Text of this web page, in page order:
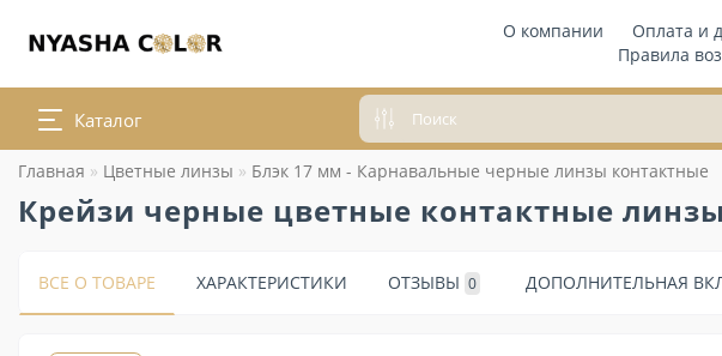
О компании Оплата и
Правила
Каталог
Главная Цветные линзы Блэк 17 мм - Карнавальные черные линзы контактные
Крейзи черные цветные контактные
ВСЕ О ТОВАРЕ ХАРАКТЕРИСТИКИ ОТЗЫВЫ 0 ДОПОЛНИТЕЛЬНАЯ